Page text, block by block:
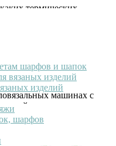
шарфов и шапок
вязаных изделий
изделий
шарфов
термических
— это единое целое с
плосковязальных
машинах с
плосковязальные